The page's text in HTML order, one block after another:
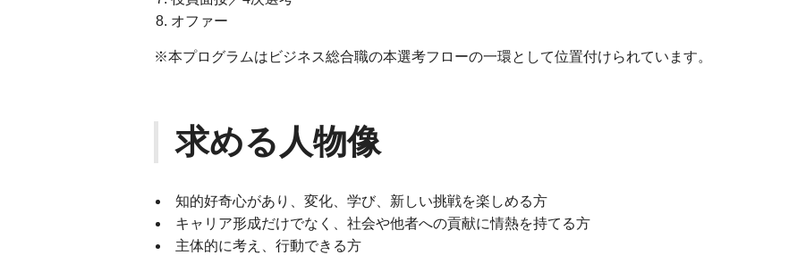
オファー
※本プログラムはビジネス総合職の本選考フローの一環として位置付けられています。
求める人物像
知的好奇心があり、変化、学び、新しい挑戦を楽しめる方
キャリア形成だけでなく、社会や他者への貢献に情熱を持てる方
主体的に考え、行動できる方